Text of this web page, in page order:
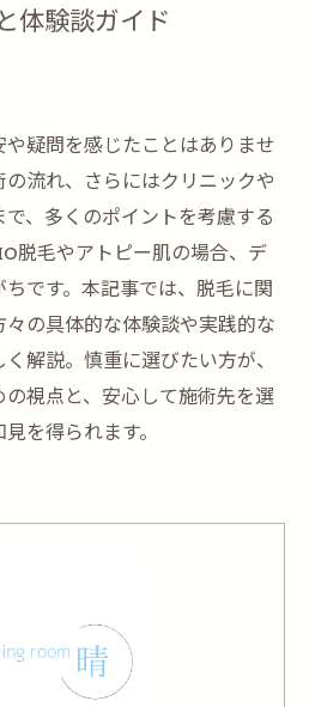
体験談ガイド
疑問を感じたことはありませ
流れ、さらにはクリニックや
、多くのポイントを考慮する
脱毛やアトピー肌の場合、デ
です。本記事では、脱毛に関
々の具体的な体験談や実践的な
解説。慎重に選びたい方が、
視点と、安心して施術先を選
を得られます。